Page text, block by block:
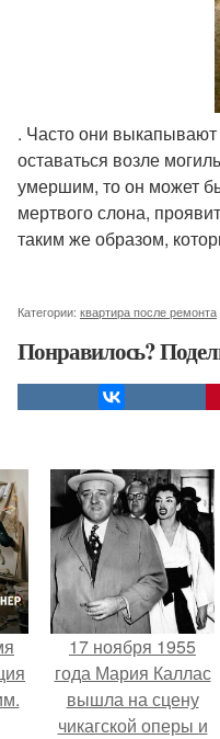
. Часто они выкапывают
оставаться возле
умершим, то он может
мертвого слона,
таким же образом,
Категории: квартира после ремонта
Понравилось?
17 ноября 1955
года Мария Каллас
вышла на сцену
чикагской оперы и